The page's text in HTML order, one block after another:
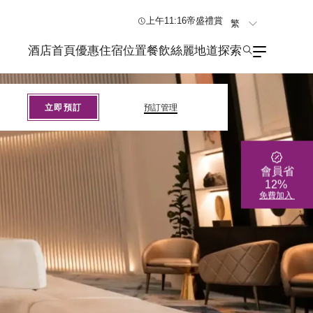
上午11:16帝盛禮賞
繁
En
简
酒店首頁優惠住宿位置餐飲絲麗地道探索
立即預訂 預訂管理
會員省
12%
免費加入